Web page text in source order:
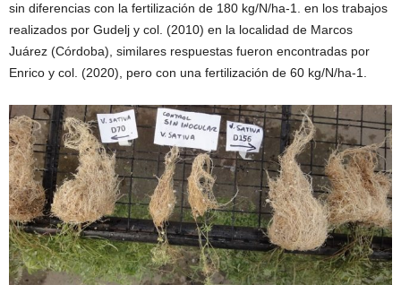
sin diferencias con la fertilización de 180 kg/N/ha-1. en los trabajos
realizados por Gudelj y col. (2010) en la localidad de Marcos
Juárez (Córdoba), similares respuestas fueron encontradas por
Enrico y col. (2020), pero con una fertilización de 60 kg/N/ha-1.